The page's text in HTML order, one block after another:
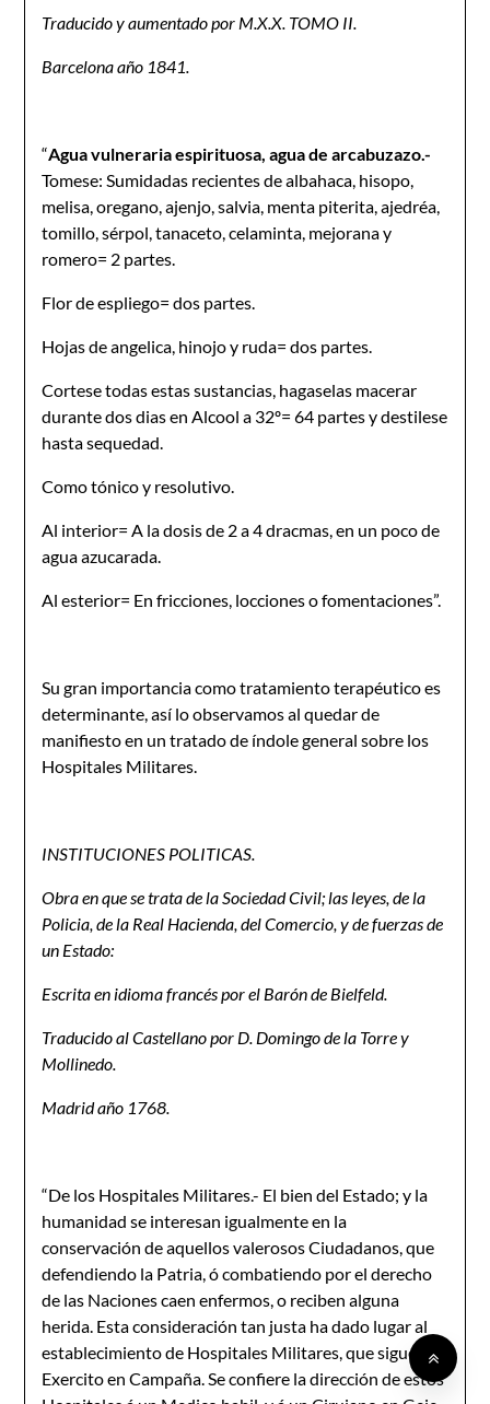
Traducido y aumentado por M.X.X. TOMO II.
Barcelona año 1841.
“Agua vulneraria espirituosa, agua de arcabuzazo.-
Tomese: Sumidadas recientes de albahaca, hisopo,
melisa, oregano, ajenjo, salvia, menta piterita, ajedréa,
tomillo, sérpol, tanaceto, celaminta, mejorana y
romero= 2 partes.
Flor de espliego= dos partes.
Hojas de angelica, hinojo y ruda= dos partes.
Cortese todas estas sustancias, hagaselas macerar
durante dos dias en Alcool a 32º= 64 partes y destilese
hasta sequedad.
Como tónico y resolutivo.
Al interior= A la dosis de 2 a 4 dracmas, en un poco de
agua azucarada.
Al esterior= En fricciones, locciones o fomentaciones”.
Su gran importancia como tratamiento terapéutico es
determinante, así lo observamos al quedar de
manifiesto en un tratado de índole general sobre los
Hospitales Militares.
INSTITUCIONES POLITICAS.
Obra en que se trata de la Sociedad Civil; las leyes, de la
Policia, de la Real Hacienda, del Comercio, y de fuerzas de
un Estado:
Escrita en idioma francés por el Barón de Bielfeld.
Traducido al Castellano por D. Domingo de la Torre y
Mollinedo.
Madrid año 1768.
“De los Hospitales Militares.- El bien del Estado; y la
humanidad se interesan igualmente en la
conservación de aquellos valerosos Ciudadanos, que
defendiendo la Patria, ó combatiendo por el derecho
de las Naciones caen enfermos, o reciben alguna
herida. Esta consideración tan justa ha dado lugar al
establecimiento de Hospitales Militares, que siguen el
Exercito en Campaña. Se confiere la dirección de estos